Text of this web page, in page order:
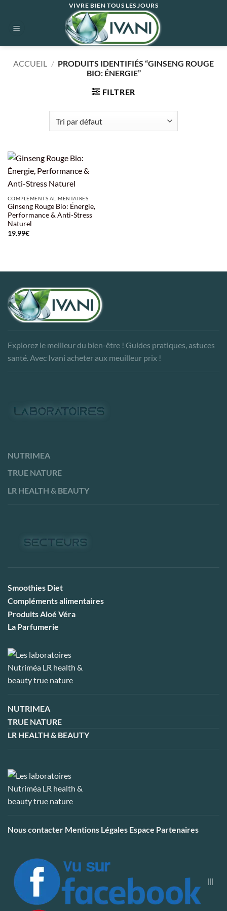
contenu
VIVRE BIEN TOUS LES JOURS
ACCUEIL / PRODUITS IDENTIFIÉS “GINSENG ROUGE
BIO: ÉNERGIE”
FILTRER
COMPLÉMENTS ALIMENTAIRES
Ginseng Rouge Bio: Énergie,
Performance & Anti-Stress
Naturel
19.99€
Explorez le meilleur du bien-être ! Guides pratiques, astuces
santé. Avec Ivani acheter aux meuilleur prix !
NUTRIMEA
TRUE NATURE
LR HEALTH & BEAUTY
Smoothies Diet
Compléments alimentaires
Produits Aloé Véra
La Parfumerie
NUTRIMEA
TRUE NATURE
LR HEALTH & BEAUTY
Nous contacter Mentions Légales Espace Partenaires
|||